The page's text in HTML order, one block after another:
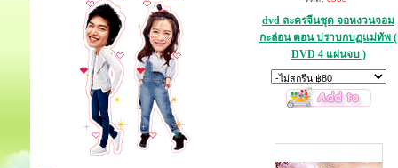
dvd ละครจีนชุด จอหงวนจอม
กะล่อน ตอน ปราบกบฏแม่ทัพ (
DVD 4 แผ่นจบ )